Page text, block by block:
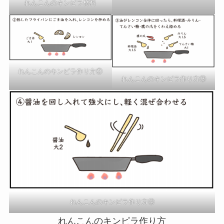
れんこんのキンピラ材料
れんこんのキンピラ作り方②
れんこんのキンピラ作り方③
れんこんのキンピラ作り方④
れんこんのキンピラ作り方